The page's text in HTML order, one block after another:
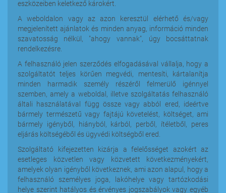
eszközeiben keletkező károkért.
A weboldalon vagy az azon keresztül elérhető és/vagy
megjelenített ajánlatok és minden anyag, információ minden
szavatosság nélkül, "ahogy vannak", úgy bocsáttatnak
rendelkezésre.
A felhasználó jelen szerződés elfogadásával vállalja, hogy a
szolgáltatót teljes körűen megvédi, mentesíti, kártalanítja
minden harmadik személy részéről felmerülő igénnyel
szemben, amely a weboldal, illetve szolgáltatás felhasználó
általi használatával függ össze vagy abból ered, ideértve
bármely természetű vagy fajtájú követelést, költséget, ami
bármely igényből, hiányból, kárból, perből, ítéletből, peres
eljárás költségéből és ügyvédi költségből ered.
Szolgáltató kifejezetten kizárja a felelősséget azokért az
esetleges közvetlen vagy közvetett következményekért,
amelyek olyan igényből következnek, ami azon alapul, hogy a
felhasználó személyes joga, lakóhelye vagy tartózkodási
helye szerint hatályos és érvényes jogszabályok vagy egyéb